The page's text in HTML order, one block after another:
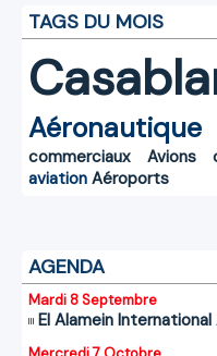
TAGS DU MOIS
Aéronautique
commerciaux
Avions
aviation Aéroports
AGENDA
Mardi 8 Septembre
El Alamein